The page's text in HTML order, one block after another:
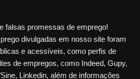
falsas promessas de emprego!
divulgadas em nosso site foram
e acessíveis, como perfis de
de empregos, como Indeed, Gupy,
Linkedin, além de informações